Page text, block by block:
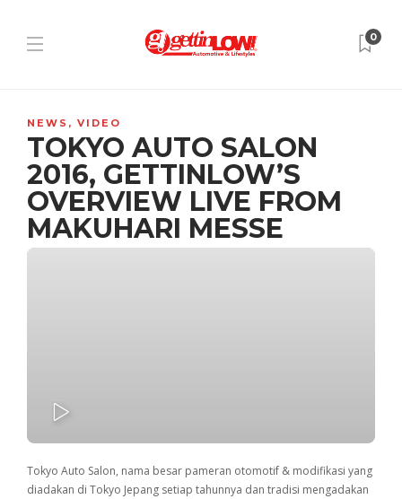
0
NEWS , VIDEO
TOKYO AUTO SALON
2016, GETTINLOW’S
OVERVIEW LIVE FROM
MAKUHARI MESSE
Tokyo Auto Salon, nama besar pameran otomotif & modifikasi yang
diadakan di Tokyo Jepang setiap tahunnya dan tradisi mengadakan